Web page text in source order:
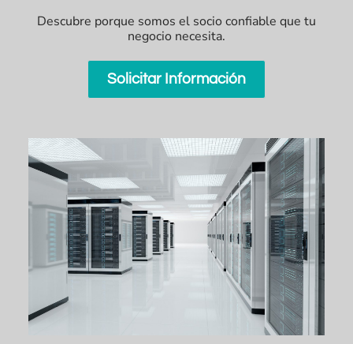
Descubre porque somos el socio confiable que tu
negocio necesita.
Solicitar Información